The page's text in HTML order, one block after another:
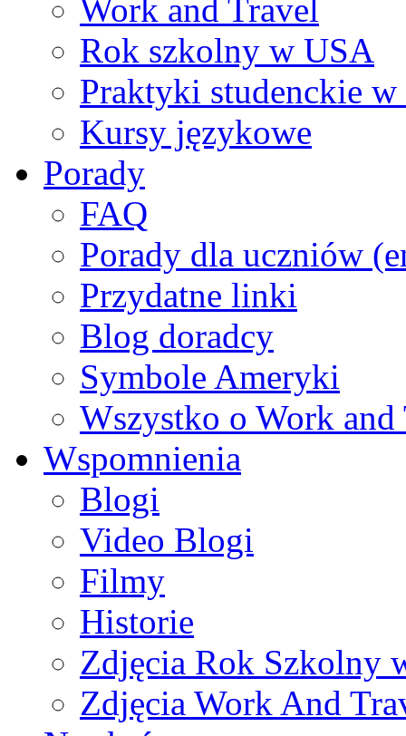
Work and Travel
Rok szkolny w USA
Praktyki studenckie
Kursy językowe
Porady
FAQ
Porady dla uczniów
Przydatne linki
Blog doradcy
Symbole Ameryki
Wszystko o Work and
Wspomnienia
Blogi
Video Blogi
Filmy
Historie
Zdjęcia Rok Szkolny
Zdjęcia Work And